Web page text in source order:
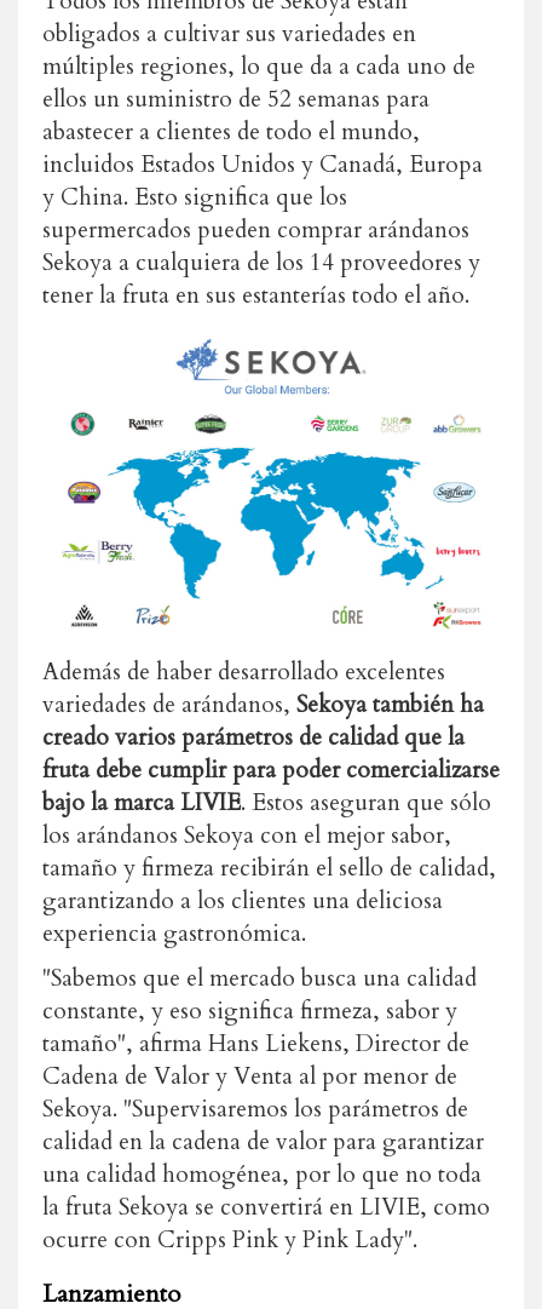
obligados a cultivar sus variedades en
múltiples regiones, lo que da a cada uno de
ellos un suministro de 52 semanas para
abastecer a clientes de todo el mundo,
incluidos Estados Unidos y Canadá, Europa
y China. Esto significa que los
supermercados pueden comprar arándanos
Sekoya a cualquiera de los 14 proveedores y
tener la fruta en sus estanterías todo el año.
Además de haber desarrollado excelentes
variedades de arándanos, Sekoya también ha
creado varios parámetros de calidad que la
fruta debe cumplir para poder comercializarse
bajo la marca LIVIE. Estos aseguran que sólo
los arándanos Sekoya con el mejor sabor,
tamaño y firmeza recibirán el sello de calidad,
garantizando a los clientes una deliciosa
experiencia gastronómica.
"Sabemos que el mercado busca una calidad
constante, y eso significa firmeza, sabor y
tamaño", afirma Hans Liekens, Director de
Cadena de Valor y Venta al por menor de
Sekoya. "Supervisaremos los parámetros de
calidad en la cadena de valor para garantizar
una calidad homogénea, por lo que no toda
la fruta Sekoya se convertirá en LIVIE, como
ocurre con Cripps Pink y Pink Lady".
Lanzamiento